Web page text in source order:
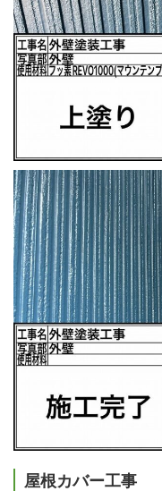
屋根カバー工事